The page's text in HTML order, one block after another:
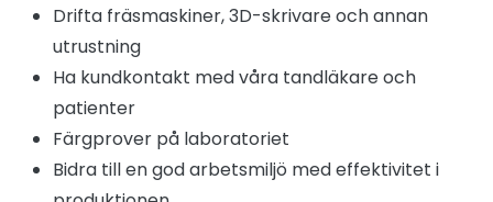
Drifta fräsmaskiner, 3D-skrivare och annan
utrustning
Ha kundkontakt med våra tandläkare och
patienter
Färgprover på laboratoriet
Bidra till en god arbetsmiljö med effektivitet i